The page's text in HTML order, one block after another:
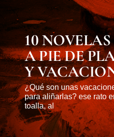
10
A PIE DE
Y
¿Qué son unas
para aliñarlas? ese rato
toalla, al